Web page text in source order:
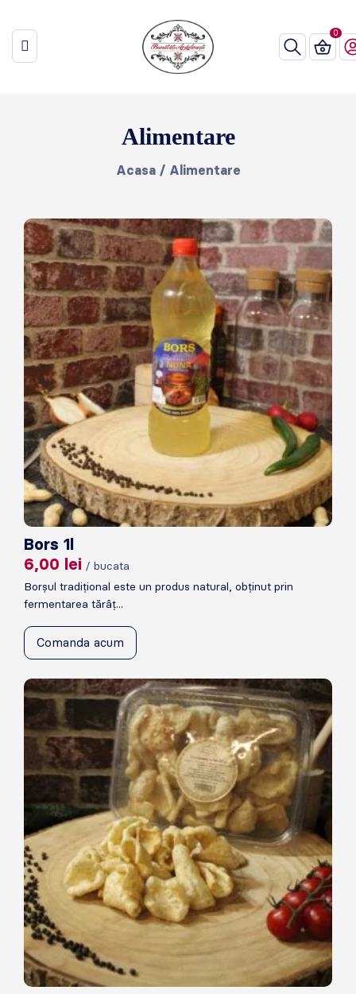
Alimentare
Acasa/ Alimentare
Bors 1l
6,00 lei / bucata
Borșul tradițional este un produs natural, obținut prin
fermentarea tărâț...
Comanda acum